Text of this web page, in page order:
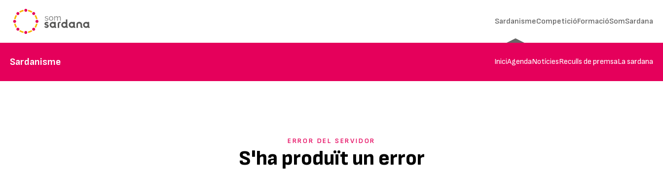
SardanismeCompeticióFormacióSomSardana
Sardanisme IniciAgendaNotíciesReculls de premsaLa sardana
ERROR DEL SERVIDOR
S'ha produït un error